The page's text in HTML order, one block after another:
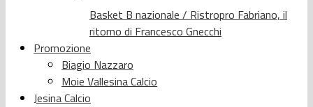
Basket B nazionale / Ristropro Fabriano, il
ritorno di Francesco Gnecchi
Promozione
Biagio Nazzaro
Moie Vallesina Calcio
Jesina Calcio